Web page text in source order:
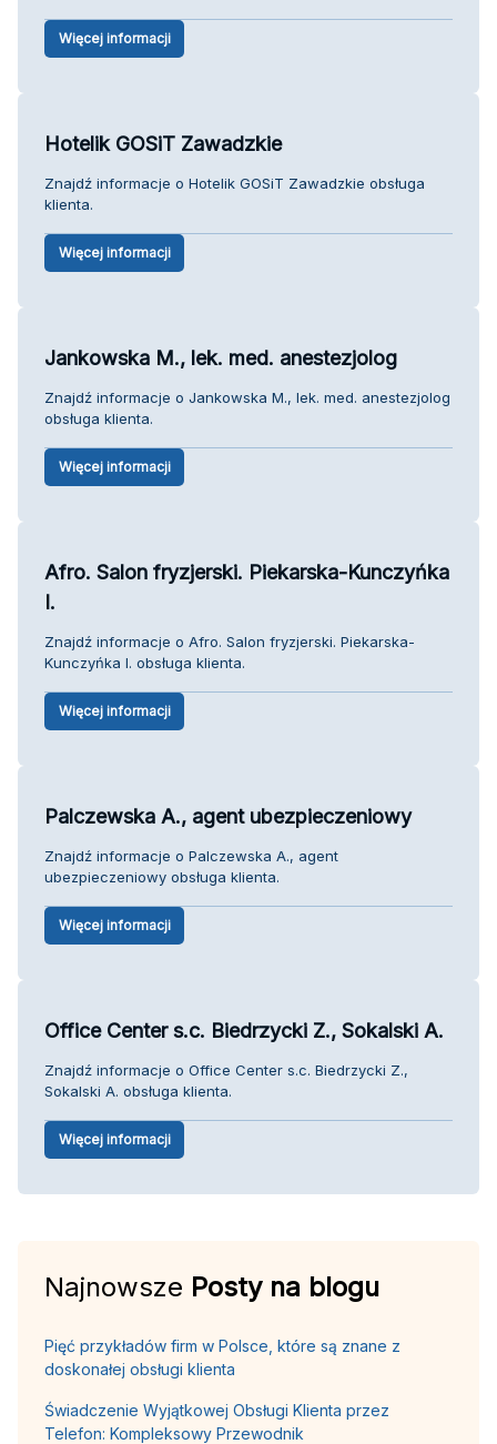
Więcej informacji
Hotelik GOSiT Zawadzkie
Znajdź informacje o Hotelik GOSiT Zawadzkie obsługa
klienta.
Więcej informacji
Jankowska M., lek. med. anestezjolog
Znajdź informacje o Jankowska M., lek. med. anestezjolog
obsługa klienta.
Więcej informacji
Afro. Salon fryzjerski. Piekarska-Kunczyńka
I.
Znajdź informacje o Afro. Salon fryzjerski. Piekarska-
Kunczyńka I. obsługa klienta.
Więcej informacji
Palczewska A., agent ubezpieczeniowy
Znajdź informacje o Palczewska A., agent
ubezpieczeniowy obsługa klienta.
Więcej informacji
Office Center s.c. Biedrzycki Z., Sokalski A.
Znajdź informacje o Office Center s.c. Biedrzycki Z.,
Sokalski A. obsługa klienta.
Więcej informacji
Najnowsze Posty na blogu
Pięć przykładów firm w Polsce, które są znane z
doskonałej obsługi klienta
Świadczenie Wyjątkowej Obsługi Klienta przez
Telefon: Kompleksowy Przewodnik